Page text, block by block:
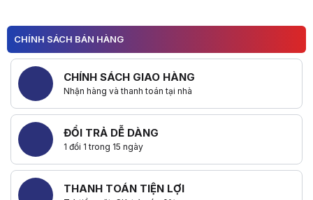
CHÍNH SÁCH BÁN HÀNG
CHÍNH SÁCH GIAO HÀNG
Nhận hàng và thanh toán tại nhà
ĐỔI TRẢ DỄ DÀNG
1 đổi 1 trong 15 ngày
THANH TOÁN TIỆN LỢI